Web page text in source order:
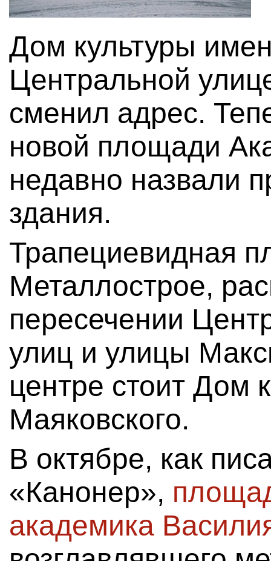
Дом культуры
Центральной
сменил адрес.
новой площади
недавно назвали
здания.
Трапециевидная
Металлострое,
пересечении
улиц и улицы
центре стоит Дом
Маяковского.
В октябре, как
«Канонер»,
академика